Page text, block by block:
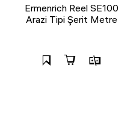
Ermenrich Reel SE100
Arazi Tipi Şerit Metre